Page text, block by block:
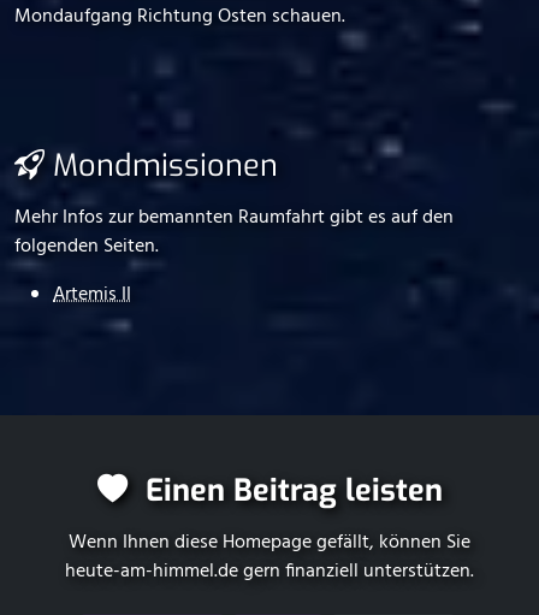
Mondaufgang Richtung Osten schauen.
Mondmissionen
Mehr Infos zur bemannten Raumfahrt gibt es auf den
folgenden Seiten.
Artemis II
Einen Beitrag leisten
Wenn Ihnen diese Homepage gefällt, können Sie
heute-am-himmel.degern finanziell unterstützen.